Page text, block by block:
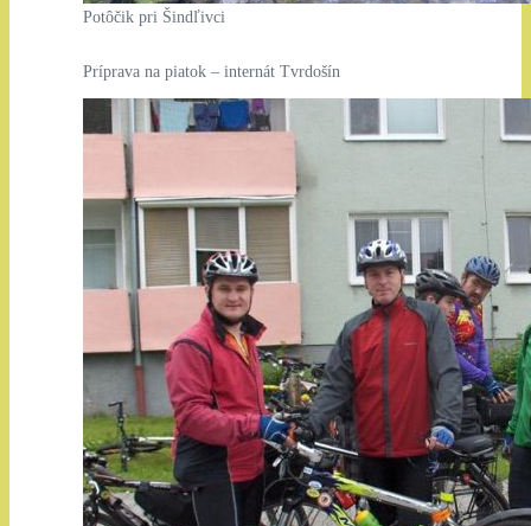
Potôčik pri Šindľivci
Príprava na piatok – internát Tvrdošín